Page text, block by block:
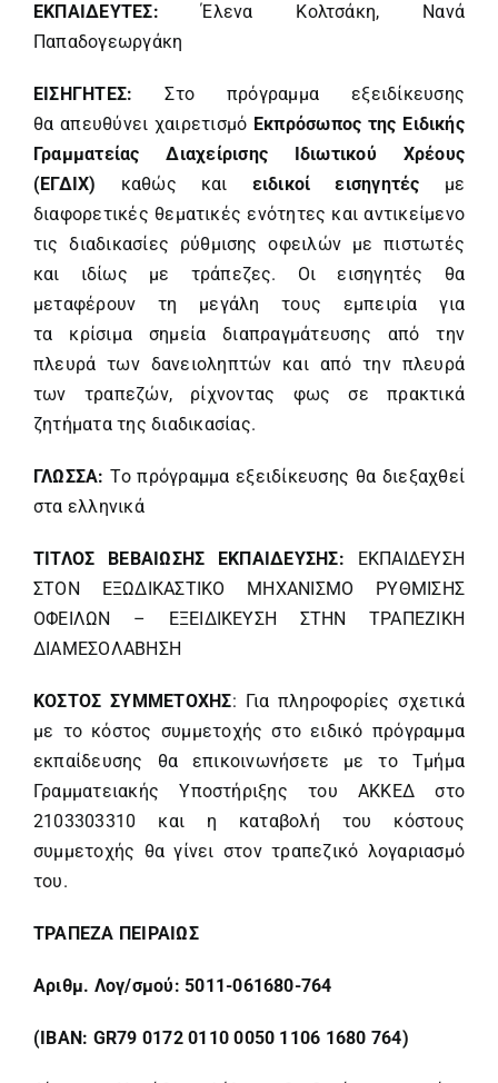
ΕΚΠΑΙΔΕΥΤΕΣ:Έλενα Κολτσάκη, Νανά
Παπαδογεωργάκη
ΕΙΣΗΓΗΤΕΣ:Στο πρόγραμμα εξειδίκευσης
θα απευθύνει χαιρετισμό Εκπρόσωπος της Ειδικής
Γραμματείας Διαχείρισης Ιδιωτικού Χρέους
(ΕΓΔΙΧ) καθώς και ειδικοί εισηγητές με
διαφορετικές θεματικές ενότητες και αντικείμενο
τις διαδικασίες ρύθμισης οφειλών με πιστωτές
και ιδίως με τράπεζες. Οι εισηγητές θα
μεταφέρουν τη μεγάλη τους εμπειρία για
τα κρίσιμα σημεία διαπραγμάτευσης από την
πλευρά των δανειοληπτών και από την πλευρά
των τραπεζών, ρίχνοντας φως σε πρακτικά
ζητήματα της διαδικασίας.
ΓΛΩΣΣΑ: Το πρόγραμμα εξειδίκευσης θα διεξαχθεί
στα ελληνικά
ΤΙΤΛΟΣ ΒΕΒΑΙΩΣΗΣ ΕΚΠΑΙΔΕΥΣΗΣ: ΕΚΠΑΙΔΕΥΣΗ
ΣΤΟΝ ΕΞΩΔΙΚΑΣΤΙΚΟ ΜΗΧΑΝΙΣΜΟ ΡΥΘΜΙΣΗΣ
ΟΦΕΙΛΩΝ – ΕΞΕΙΔΙΚΕΥΣΗ ΣΤΗΝ ΤΡΑΠΕΖΙΚΗ
ΔΙΑΜΕΣΟΛΑΒΗΣΗ
ΚΟΣΤΟΣ ΣΥΜΜΕΤΟΧΗΣ: Για πληροφορίες σχετικά
με το κόστος συμμετοχής στο ειδικό πρόγραμμα
εκπαίδευσης θα επικοινωνήσετε με το Τμήμα
Γραμματειακής Υποστήριξης του ΑΚΚΕΔ στο
2103303310 και η καταβολή του κόστους
συμμετοχής θα γίνει στον τραπεζικό λογαριασμό
του.
ΤΡΑΠΕΖΑ ΠΕΙΡΑΙΩΣ
Αριθμ. Λογ/σμού: 5011-061680-764
(ΙΒΑΝ: GR79 0172 0110 0050 1106 1680 764)